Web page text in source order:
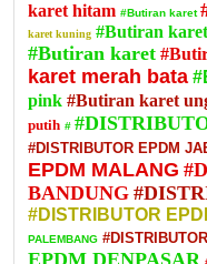
karet hitam #Butiran karet
karet kuning #Butiran
#Butiran karet
karet merah bata
pink #Butiran karet
putih #
#DISTRIBUTOR EPDM
EPDM MALANG
BANDUNG
#DISTRIBUTOR
PALEMBANG